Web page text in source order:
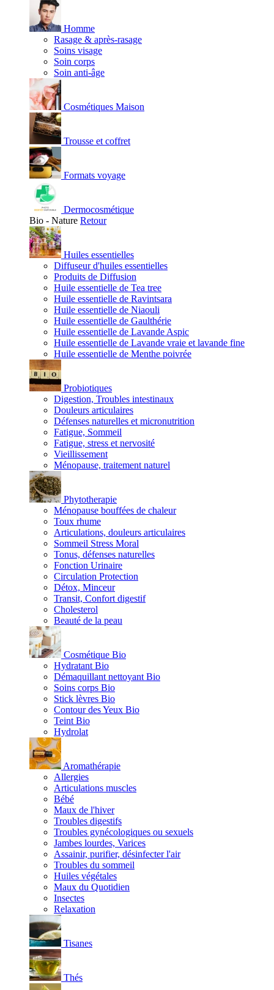
Homme
Rasage & après-rasage
Soins visage
Soin corps
Soin anti-âge
Cosmétiques Maison
Trousse et coffret
Formats voyage
Dermocosmétique
Bio - Nature Retour
Huiles essentielles
Diffuseur d'huiles essentielles
Produits de Diffusion
Huile essentielle de Tea tree
Huile essentielle de Ravintsara
Huile essentielle de Niaouli
Huile essentielle de Gaulthérie
Huile essentielle de Lavande Aspic
Huile essentielle de Lavande vraie et lavande fine
Huile essentielle de Menthe poivrée
Probiotiques
Digestion, Troubles intestinaux
Douleurs articulaires
Défenses naturelles et micronutrition
Fatigue, Sommeil
Fatigue, stress et nervosité
Vieillissement
Ménopause, traitement naturel
Phytotherapie
Ménopause bouffées de chaleur
Toux rhume
Articulations, douleurs articulaires
Sommeil Stress Moral
Tonus, défenses naturelles
Fonction Urinaire
Circulation Protection
Détox, Minceur
Transit, Confort digestif
Cholesterol
Beauté de la peau
Cosmétique Bio
Hydratant Bio
Démaquillant nettoyant Bio
Soins corps Bio
Stick lèvres Bio
Contour des Yeux Bio
Teint Bio
Hydrolat
Aromathérapie
Allergies
Articulations muscles
Bébé
Maux de l'hiver
Troubles digestifs
Troubles gynécologiques ou sexuels
Jambes lourdes, Varices
Assainir, purifier, désinfecter l'air
Troubles du sommeil
Huiles végétales
Maux du Quotidien
Insectes
Relaxation
Tisanes
Thés